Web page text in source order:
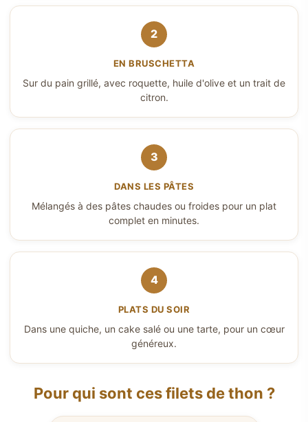
2
EN BRUSCHETTA
Sur du pain grillé, avec roquette, huile d'olive et un trait de
citron.
3
DANS LES PÂTES
Mélangés à des pâtes chaudes ou froides pour un plat
complet en minutes.
4
PLATS DU SOIR
Dans une quiche, un cake salé ou une tarte, pour un cœur
généreux.
Pour qui sont ces filets de thon ?